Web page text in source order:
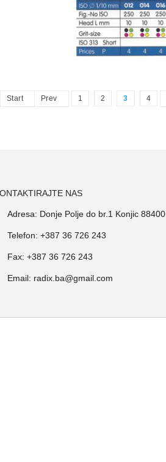
Start Prev 1 2 3 4
NAS
Adresa: Donje Polje do br.1 Konjic 88400
Telefon: +387 36 726 243
Fax: +387 36 726 243
Email: radix.ba@gmail.com